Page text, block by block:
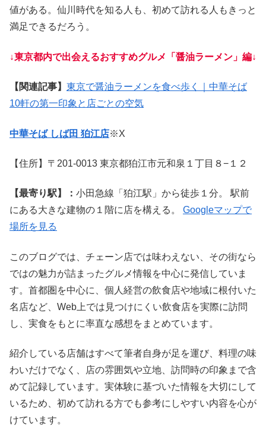
値がある。仙川時代を知る人も、初めて訪れる人もきっと
満足できるだろう。
↓東京都内で出会えるおすすめグルメ「醤油ラーメン」編↓
【関連記事】 東京で醤油ラーメンを食べ歩く｜中華そば
10軒の第一印象と店ごとの空気
中華そば しば田 狛江店※X
【住所】〒201-0013 東京都狛江市元和泉１丁目８−１２
【最寄り駅】： 小田急線「狛江駅」から徒歩１分。 駅前
にある大きな建物の１階に店を構える。 Googleマップで
場所を見る
このブログでは、チェーン店では味わえない、その街なら
ではの魅力が詰まったグルメ情報を中心に発信していま
す。首都圏を中心に、個人経営の飲食店や地域に根付いた
名店など、Web上では見つけにくい飲食店を実際に訪問
し、実食をもとに率直な感想をまとめています。
紹介している店舗はすべて筆者自身が足を運び、料理の味
わいだけでなく、店の雰囲気や立地、訪問時の印象まで含
めて記録しています。実体験に基づいた情報を大切にして
いるため、初めて訪れる方でも参考にしやすい内容を心が
けています。